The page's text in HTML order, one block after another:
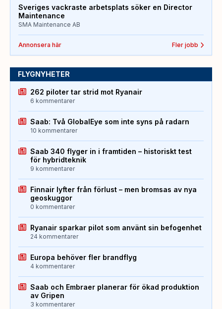
Sveriges vackraste arbetsplats söker en Director
Maintenance
SMA Maintenance AB
Annonsera här Fler jobb
FLYGNYHETER
262 piloter tar strid mot Ryanair
6 kommentarer
Saab: Två GlobalEye som inte syns på radarn
10 kommentarer
Saab 340 flyger in i framtiden – historiskt test
för hybridteknik
9 kommentarer
Finnair lyfter från förlust – men bromsas av nya
geoskuggor
0 kommentarer
Ryanair sparkar pilot som använt sin befogenhet
24 kommentarer
Europa behöver fler brandflyg
4 kommentarer
Saab och Embraer planerar för ökad produktion
av Gripen
3 kommentarer